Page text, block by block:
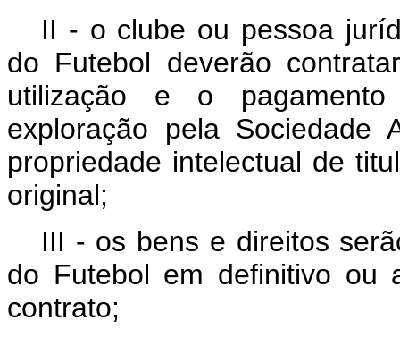
II - o clube ou pessoa
do Futebol deverão
utilização e o
exploração pela Sociedade
propriedade intelectual de
original;
III - os bens e direitos
do Futebol em definitivo ou
contrato;